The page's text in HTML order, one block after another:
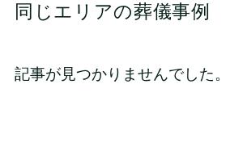
同じエリアの葬儀事例
記事が見つかりませんでした。